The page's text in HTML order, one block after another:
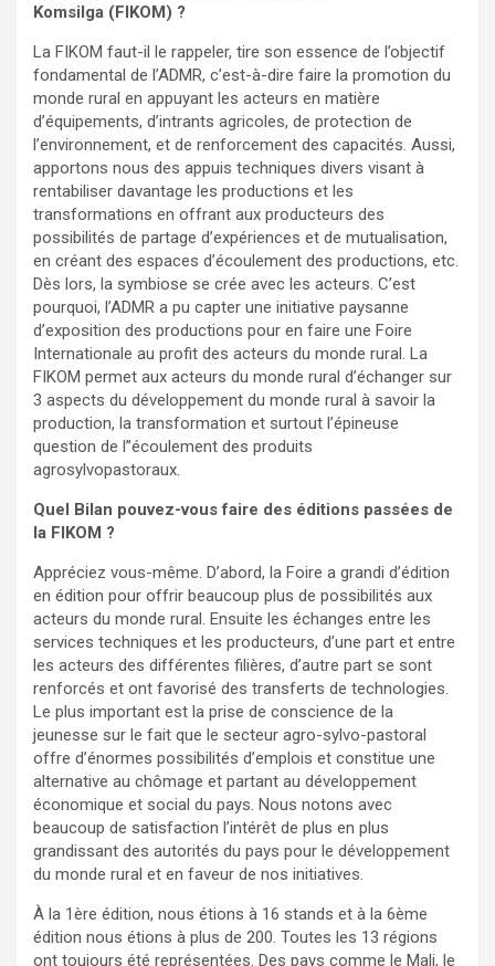
Komsilga (FIKOM) ?
La FIKOM faut-il le rappeler, tire son essence de l’objectif
fondamental de l’ADMR, c’est-à-dire faire la promotion du
monde rural en appuyant les acteurs en matière
d’équipements, d’intrants agricoles, de protection de
l’environnement, et de renforcement des capacités. Aussi,
apportons nous des appuis techniques divers visant à
rentabiliser davantage les productions et les
transformations en offrant aux producteurs des
possibilités de partage d’expériences et de mutualisation,
en créant des espaces d’écoulement des productions, etc.
Dès lors, la symbiose se crée avec les acteurs. C’est
pourquoi, l’ADMR a pu capter une initiative paysanne
d’exposition des productions pour en faire une Foire
Internationale au profit des acteurs du monde rural. La
FIKOM permet aux acteurs du monde rural d’échanger sur
3 aspects du développement du monde rural à savoir la
production, la transformation et surtout l’épineuse
question de l’’écoulement des produits
agrosylvopastoraux.
Quel Bilan pouvez-vous faire des éditions passées de
la FIKOM ?
Appréciez vous-même. D’abord, la Foire a grandi d’édition
en édition pour offrir beaucoup plus de possibilités aux
acteurs du monde rural. Ensuite les échanges entre les
services techniques et les producteurs, d’une part et entre
les acteurs des différentes filières, d’autre part se sont
renforcés et ont favorisé des transferts de technologies.
Le plus important est la prise de conscience de la
jeunesse sur le fait que le secteur agro-sylvo-pastoral
offre d’énormes possibilités d’emplois et constitue une
alternative au chômage et partant au développement
économique et social du pays. Nous notons avec
beaucoup de satisfaction l’intérêt de plus en plus
grandissant des autorités du pays pour le développement
du monde rural et en faveur de nos initiatives.
À la 1ère édition, nous étions à 16 stands et à la 6ème
édition nous étions à plus de 200. Toutes les 13 régions
ont toujours été représentées. Des pays comme le Mali, le